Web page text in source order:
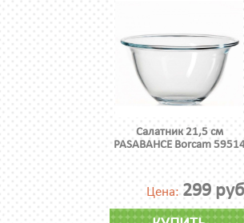
Cалатник 21,5 см
PASABAHCE Borcam
Цена: 299